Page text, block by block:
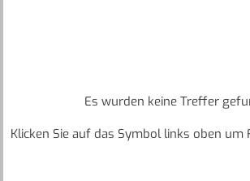
Es wurden keine Treffer
Klicken Sie auf das Symbol links oben um